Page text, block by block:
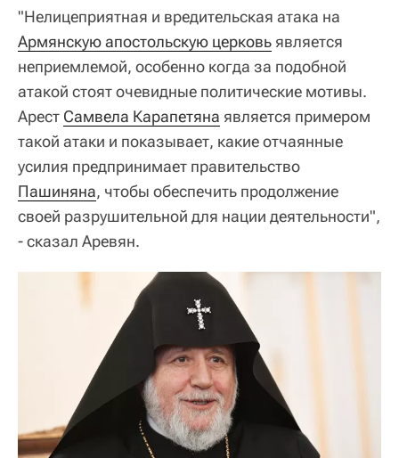
"Нелицеприятная и вредительская атака на
Армянскую апостольскую церковь является
неприемлемой, особенно когда за подобной
атакой стоят очевидные политические мотивы.
Арест Самвела Карапетяна является примером
такой атаки и показывает, какие отчаянные
усилия предпринимает правительство
Пашиняна, чтобы обеспечить продолжение
своей разрушительной для нации деятельности",
- сказал Аревян.